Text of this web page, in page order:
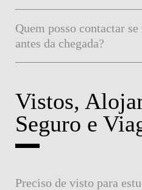
Quem posso contactar
antes da chegada?
Vistos,
Seguro e
Preciso de visto para